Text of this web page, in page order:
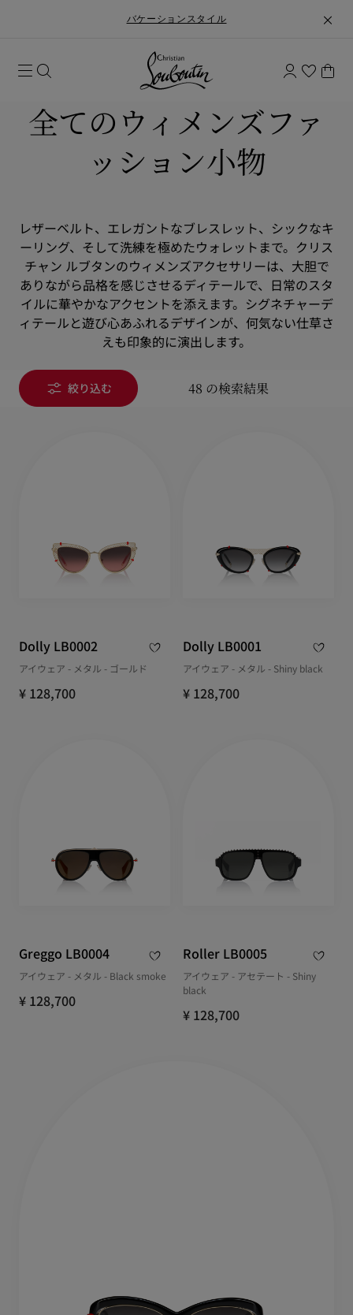
バケーションスタイル
全てのウィメンズファ
ッション小物
レザーベルト、エレガントなブレスレット、シックなキ
ーリング、そして洗練を極めたウォレットまで。クリス
チャン ルブタンのウィメンズアクセサリーは、大胆で
ありながら品格を感じさせるディテールで、日常のスタ
イルに華やかなアクセントを添えます。シグネチャーデ
ィテールと遊び心あふれるデザインが、何気ない仕草さ
えも印象的に演出します。
絞り込む 48 の検索結果
Dolly LB0002
アイウェア - メタル - ゴールド
¥ 128,700
Dolly LB0001
アイウェア - メタル - Shiny black
¥ 128,700
Greggo LB0004
アイウェア - メタル - Black smoke
¥ 128,700
Roller LB0005
アイウェア - アセテート - Shiny
black
¥ 128,700